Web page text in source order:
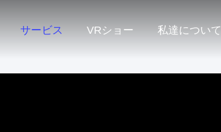
サービス VRショー 私達について